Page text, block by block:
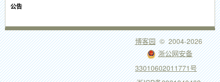
公告
博客园© 2004-2026
浙公网安备
33010602011771号